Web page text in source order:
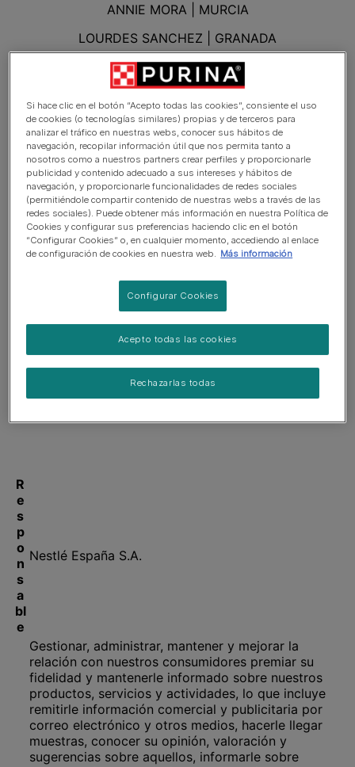
Si hace clic en el botón “Acepto todas las cookies”, consiente el uso
de cookies (o tecnologías similares) propias y de terceros para
analizar el tráfico en nuestras webs, conocer sus hábitos de
navegación, recopilar información útil que nos permita tanto a
nosotros como a nuestros partners crear perfiles y proporcionarle
publicidad y contenido adecuado a sus intereses y hábitos de
navegación, y proporcionarle funcionalidades de redes sociales
(permitiéndole compartir contenido de nuestras webs a través de las
redes sociales). Puede obtener más información en nuestra Política de
Cookies y configurar sus preferencias haciendo clic en el botón
“Configurar Cookies” o, en cualquier momento, accediendo al enlace
de configuración de cookies en nuestra web.
Más información
Configurar Cookies
Rechazarlas todas
Acepto todas las cookies